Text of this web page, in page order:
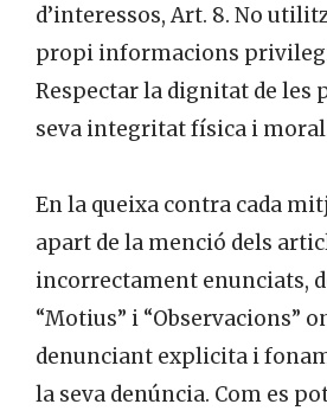
d’interessos, Art. 8. No
propi informacions
Respectar la dignitat de les
seva integritat física i
En la queixa contra cada
apart de la menció dels
incorrectament enunciats,
“Motius” i “Observacions”
denunciant explicita i
la seva denúncia. Com es